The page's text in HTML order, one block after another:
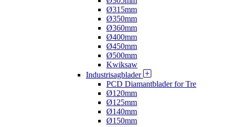
Ø315mm
Ø350mm
Ø360mm
Ø400mm
Ø450mm
Ø500mm
Kwiksaw
Industrisagblader
PCD Diamantblader for Tre
Ø120mm
Ø125mm
Ø140mm
Ø150mm